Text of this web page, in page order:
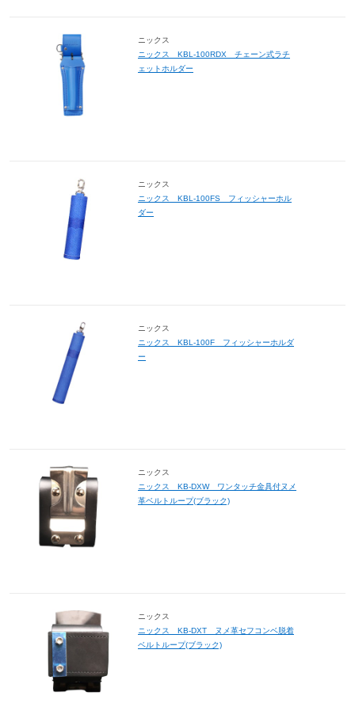
ニックス
ニックス KBL-100RDX チェーン式ラチ
ェットホルダー
ニックス
ニックス KBL-100FS フィッシャーホル
ダー
ニックス
ニックス KBL-100F フィッシャーホルダ
ー
ニックス
ニックス KB-DXW ワンタッチ金具付ヌメ
革ベルトループ(ブラック)
ニックス
ニックス KB-DXT ヌメ革セフコンベ脱着
ベルトループ(ブラック)